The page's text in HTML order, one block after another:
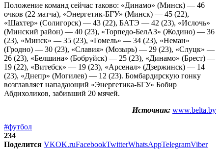
Положение команд сейчас таково: «Динамо» (Минск) — 46
очков (22 матча), «Энергетик-БГУ» (Минск) — 45 (22),
«Шахтер» (Солигорск) — 43 (22), БАТЭ — 42 (23), «Ислочь»
(Минский район) — 40 (23), «Торпедо-БелАЗ» (Жодино) — 36
(23), «Минск» — 35 (23), «Гомель» — 34 (23), «Неман»
(Гродно) — 30 (23), «Славия» (Мозырь) — 29 (23), «Слуцк» —
26 (23), «Белшина» (Бобруйск) — 25 (23), «Динамо» (Брест) —
19 (22), «Витебск» — 19 (23), «Арсенал» (Дзержинск) — 14
(23), «Днепр» (Могилев) — 12 (23). Бомбардирскую гонку
возглавляет нападающий «Энергетика-БГУ» Бобир
Абдихоликов, забивший 20 мячей.
Источник: www.belta.by
#футбол
234
Поделится VKOK.ruFacebookTwitterWhatsAppTelegramViber